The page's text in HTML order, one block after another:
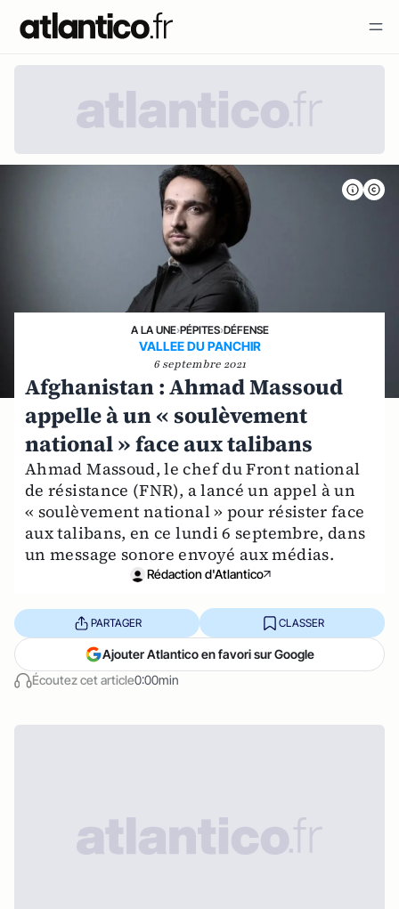
A LA UNE›PÉPITES›DÉFENSE
VALLEE DU PANCHIR
6 septembre 2021
Afghanistan : Ahmad Massoud
appelle à un « soulèvement
national » face aux talibans
Ahmad Massoud, le chef du Front national
de résistance (FNR), a lancé un appel à un
« soulèvement national » pour résister face
aux talibans, en ce lundi 6 septembre, dans
un message sonore envoyé aux médias.
Rédaction d'Atlantico
Écoutez cet article0:00min
PARTAGER CLASSER
Ajouter Atlantico en favori sur Google